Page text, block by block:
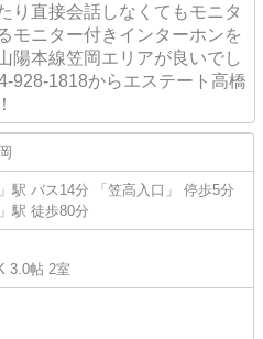
り直接会話しなくてもモニタ
モニター付きインターホンを
陽本線笠岡エリアが良いでし
928-1818からエステート高橋
」駅 バス14分 「笠高入口」 停歩5分
」駅 徒歩80分
3.0帖 2室